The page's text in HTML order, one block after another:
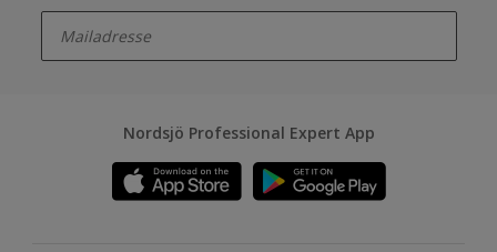
Nordsjö Professional Expert App